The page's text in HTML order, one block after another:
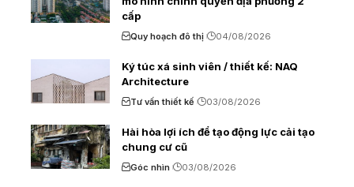
cấp
Quy hoạch đô thị 04/08/2026
Ký túc xá sinh viên / thiết kế: NAQ
Architecture
Tư vấn thiết kế 03/08/2026
Hài hòa lợi ích để tạo động lực cải tạo
chung cư cũ
Góc nhìn 03/08/2026